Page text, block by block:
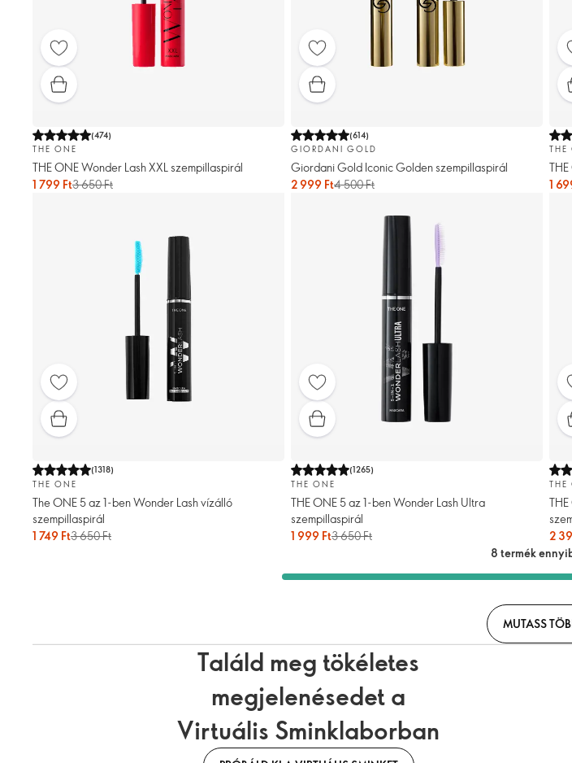
(474)
THE ONE
THE ONE Wonder Lash XXL szempillaspirál
1 799 Ft3 650 Ft
(614)
GIORDANI GOLD
Giordani Gold Iconic Golden szempillaspirál
2 999 Ft4 500 Ft
THE
1
(1318)
THE ONE
The ONE 5 az 1-ben Wonder Lash vízálló
szempillaspirál
1 749 Ft3 650 Ft
(1265)
THE ONE
THE ONE 5 az 1-ben Wonder Lash Ultra
szempillaspirál
1 999 Ft3 650 Ft
THE
2
8 termék
MUTASS
Találd meg tökéletes
megjelenésedet a
Virtuális Sminklaborban